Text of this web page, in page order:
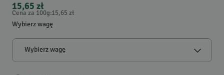
15,65 zł
Cena za 100g:15,65 zł
Wybierz wagę
Wybierz wagę